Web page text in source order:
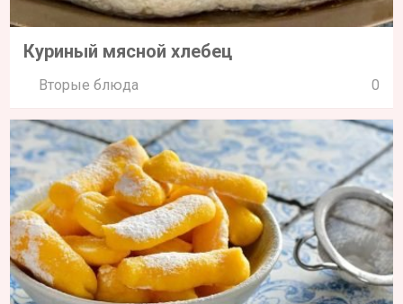
Куриный мясной хлебец
Вторые блюда 0